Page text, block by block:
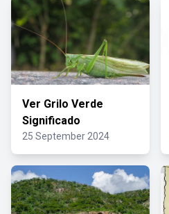
Ver Grilo Verde
Significado
25 September 2024